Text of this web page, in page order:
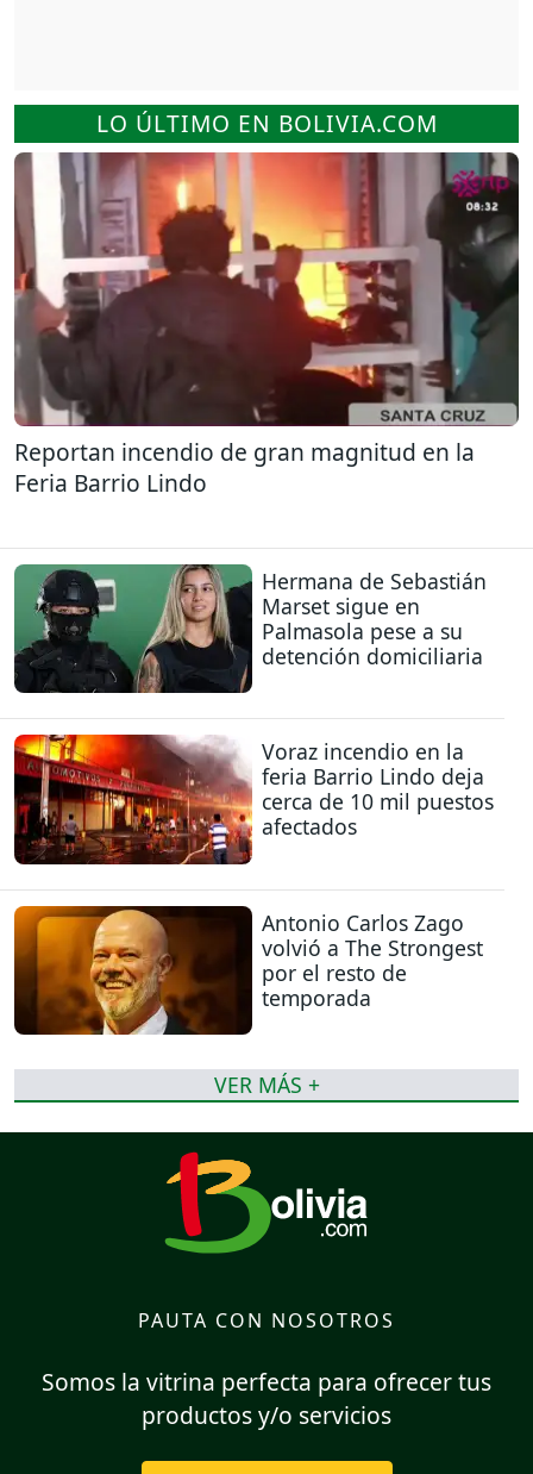
LO ÚLTIMO EN BOLIVIA.COM
Reportan incendio de gran magnitud en la
Feria Barrio Lindo
Hermana de Sebastián
Marset sigue en
Palmasola pese a su
detención domiciliaria
Voraz incendio en la
feria Barrio Lindo deja
cerca de 10 mil puestos
afectados
Antonio Carlos Zago
volvió a The Strongest
por el resto de
temporada
VER MÁS +
PAUTA CON NOSOTROS
Somos la vitrina perfecta para ofrecer tus
productos y/o servicios